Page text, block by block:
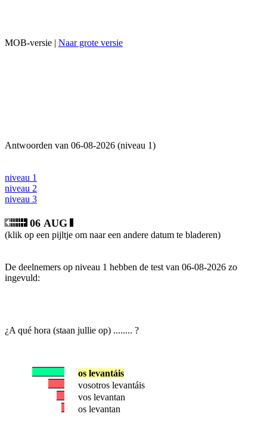
MOB-versie | Naar grote versie
Antwoorden van 06-08-2026 (niveau 1)
niveau 1
niveau 2
niveau 3
06 AUG
(klik op een pijltje om naar een andere datum te bladeren)
De deelnemers op niveau 1 hebben de test van 06-08-2026 zo
ingevuld:
¿A qué hora (staan jullie op) ........ ?
os levantáis
vosotros levantáis
vos levantan
os levantan